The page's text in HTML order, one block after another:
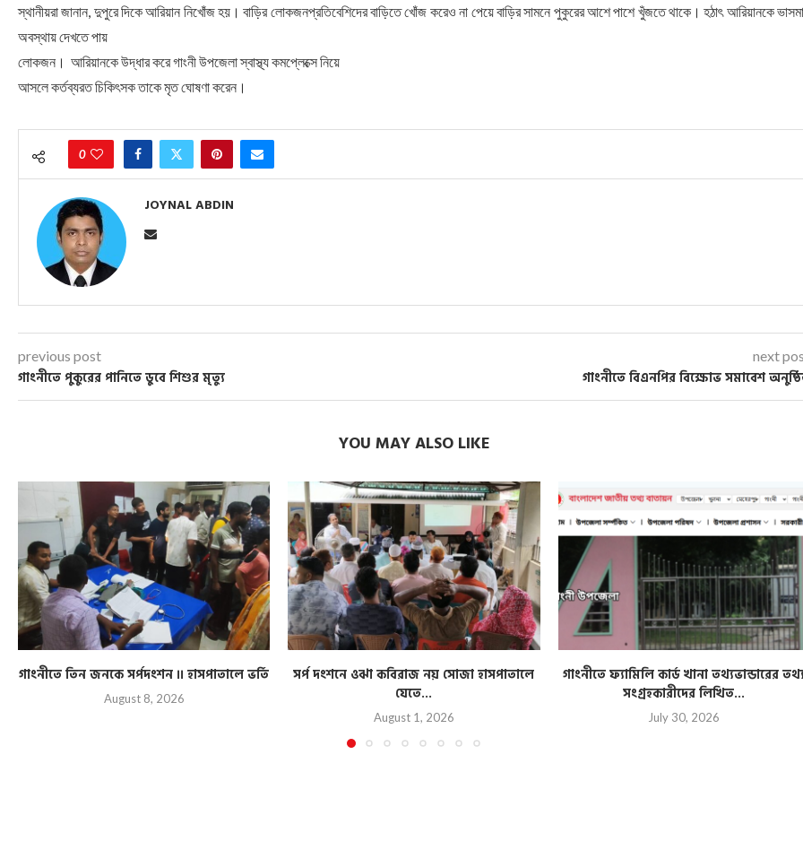
স্থানীয়রা জানান, দুপুরে দিকে আরিয়ান নিখোঁজ হয়। বাড়ির লোকজনপ্রতিবেশিদের বাড়িতে খোঁজ করেও না পেয়ে বাড়ির সামনে পুকুরের আশে পাশে খুঁজতে থাকে। হঠাৎ আরিয়ানকে
অবস্থায় দেখতে পায়
লোকজন। আরিয়ানকে উদ্ধার করে গাংনী উপজেলা স্বাস্থ্য কমপ্লেক্সে নিয়ে
আসলে কর্তব্যরত চিকিৎসক তাকে মৃত ঘোষণা করেন।
0
JOYNAL ABDIN
previous post
গাংনীতে পুকুরের পানিতে ডুবে শিশুর মৃত্যু
next
গাংনীতে বিএনপির বিক্ষোভ সমাবেশ
YOU MAY ALSO LIKE
গাংনীতে তিন জনকে সর্পদংশন ।। হাসপাতালে ভর্তি
August 8, 2026
সর্প দংশনে ওঝা কবিরাজ নয় সোজা হাসপাতালে
যেতে...
August 1, 2026
গাংনীতে ফ্যামিলি কার্ড খানা তথ্যভান্ডারের
সংগ্রহকারীদের লিখিত...
July 30, 2026